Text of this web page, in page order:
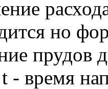
но
прудов
- время